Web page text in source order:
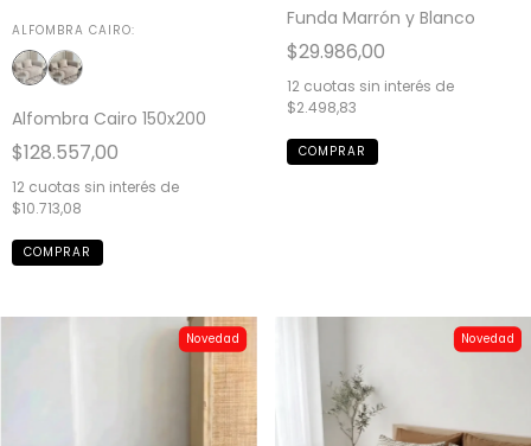
ALFOMBRA CAIRO:
Alfombra Cairo 150x200
$128.557,00
12 cuotas sin interés de
$10.713,08
Funda Marrón y Blanco
$29.986,00
12 cuotas sin interés de
$2.498,83
Novedad Novedad